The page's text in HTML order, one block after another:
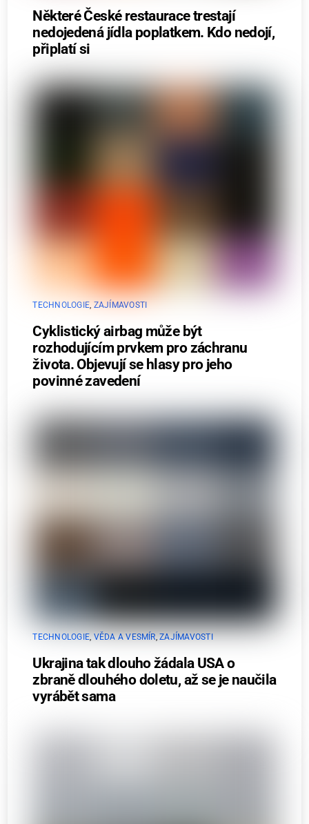
Některé České restaurace trestají
nedojedená jídla poplatkem. Kdo nedojí,
připlatí si
TECHNOLOGIE, ZAJÍMAVOSTI
Cyklistický airbag může být
rozhodujícím prvkem pro záchranu
života. Objevují se hlasy pro jeho
povinné zavedení
TECHNOLOGIE VĚDA A VESMÍR ,ZAJÍMAVOSTI
Ukrajina tak dlouho žádala USA o
zbraně dlouhého doletu, až se je naučila
vyrábět sama